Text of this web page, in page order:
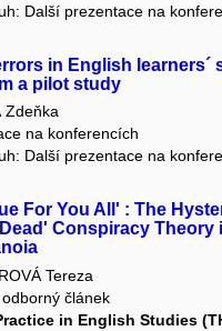
Další prezentace na
in English learners´
a pilot study
Zdeňka
na konferencích
Další prezentace na
For You All' : The
Conspiracy Theory
Tereza
článek
in English Studies